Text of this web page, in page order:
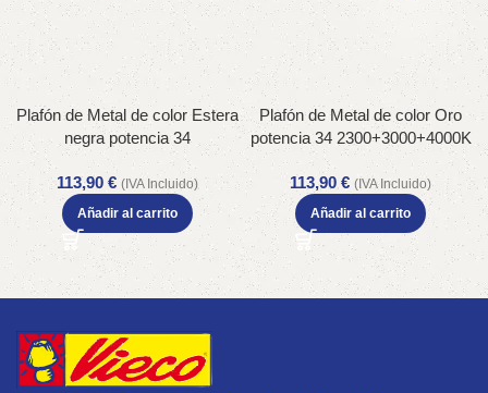
Plafón de Metal de color Estera
negra potencia 34
2300+3000+4000K IP20
113,90€ (IVA Incluido)
Añadir al carrito
Plafón de Metal de color Oro
potencia 34 2300+3000+4000K
IP20
113,90 € (IVA Incluido)
Añadir al carrito